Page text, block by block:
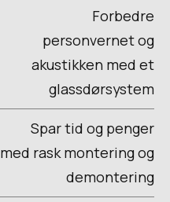
Forbedre
personvernet og
akustikken med et
glassdørsystem
Spar tid og penger
med rask montering og
demontering